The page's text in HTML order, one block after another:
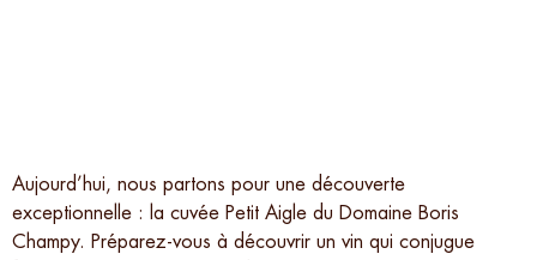
Aujourd’hui, nous partons pour une découverte
exceptionnelle : la cuvée Petit Aigle du Domaine Boris
Champy. Préparez-vous à découvrir un vin qui conjugue